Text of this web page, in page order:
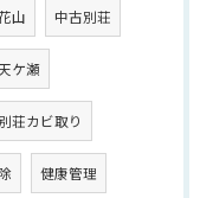
山 中古別荘
ケ瀬
別荘カビ取り
健康管理